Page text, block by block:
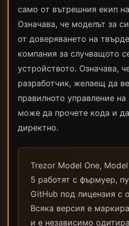
само от вътрешния екип
Означава, че моделът за
от доверяването на
компания за случващото
устройството. Означава,
разработчик, желаещ да
правилното управление
може да прочете кода и
директно.
Trezor Model One,
5 работят с фърмуер,
GitHub под лицензия с
Всяка версия е
и е независимо